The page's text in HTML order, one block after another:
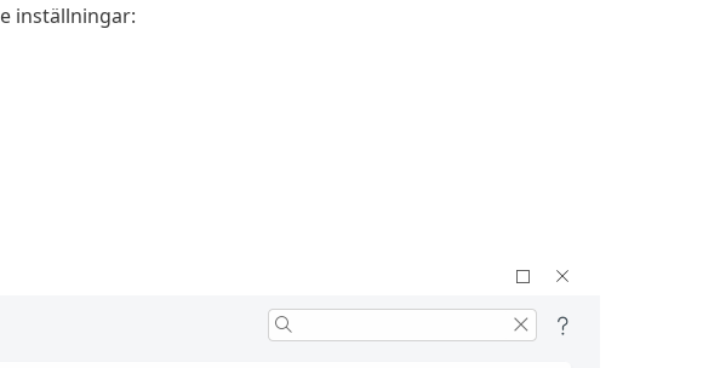
inställningar: